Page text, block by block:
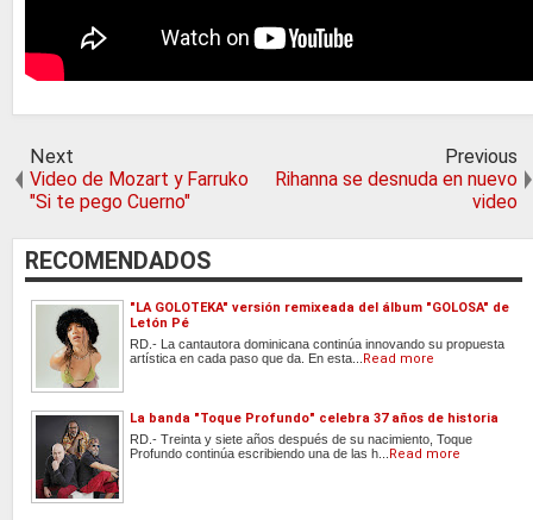
Next
Video de Mozart y Farruko
"Si te pego Cuerno"
Previous
Rihanna se desnuda en nuevo
video
RECOMENDADOS
"LA GOLOTEKA" versión remixeada del álbum "GOLOSA" de
Letón Pé
RD.- La cantautora dominicana continúa innovando su propuesta
artística en cada paso que da. En esta...
Read more
La banda "Toque Profundo" celebra 37 años de historia
RD.- Treinta y siete años después de su nacimiento, Toque
Profundo continúa escribiendo una de las h...
Read more